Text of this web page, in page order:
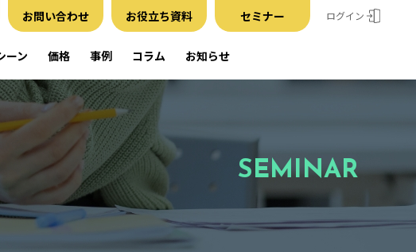
お問い合わせ お役立ち資料 セミナー ログイン
ーン 価格 事例 コラム お知らせ
SEMINAR